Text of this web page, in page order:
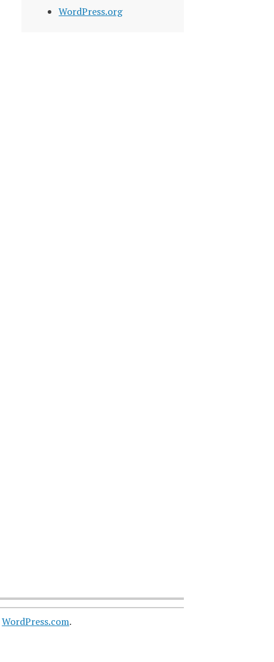
WordPress.org
WordPress.com.